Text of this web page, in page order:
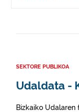
SEKTORE PUBLIKOA
Udaldata -
Bizkaiko Udalaren